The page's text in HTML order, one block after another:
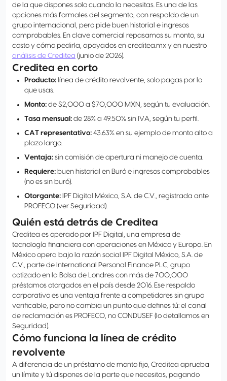
de la que dispones solo cuando la necesitas. Es una de las
opciones más formales del segmento, con respaldo de un
grupo internacional, pero pide buen historial e ingresos
comprobables. En clave comercial repasamos su monto, su
costo y cómo pedirla, apoyados en creditea.mx y en nuestro
análisis de Creditea (junio de 2026).
Creditea en corto
Producto: línea de crédito revolvente, solo pagas por lo
que usas.
Monto: de $2,000 a $70,000 MXN, según tu evaluación.
Tasa mensual: de 28% a 49.50% sin IVA, según tu perfil.
CAT representativo: 43.63% en su ejemplo de monto alto a
plazo largo.
Ventaja: sin comisión de apertura ni manejo de cuenta.
Requiere: buen historial en Buró e ingresos comprobables
(no es sin buró).
Otorgante: IPF Digital México, S.A. de C.V., registrada ante
PROFECO (ver Seguridad).
Quién está detrás de Creditea
Creditea es operado por IPF Digital, una empresa de
tecnología financiera con operaciones en México y Europa. En
México opera bajo la razón social IPF Digital México, S.A. de
C.V., parte de International Personal Finance PLC, grupo
cotizado en la Bolsa de Londres con más de 700,000
préstamos otorgados en el país desde 2016. Ese respaldo
corporativo es una ventaja frente a competidores sin grupo
verificable, pero no cambia un punto que defines tú: el canal
de reclamación es PROFECO, no CONDUSEF (lo detallamos en
Seguridad).
Cómo funciona la línea de crédito
revolvente
A diferencia de un préstamo de monto fijo, Creditea aprueba
un límite y tú dispones de la parte que necesitas, pagando